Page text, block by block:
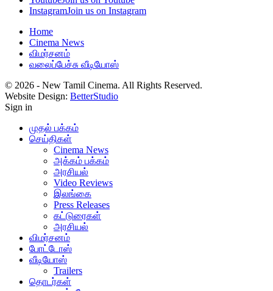
InstagramJoin us on Instagram
Home
Cinema News
விமர்சனம்
வலைப்பேச்சு வீடியோஸ்
© 2026 - New Tamil Cinema. All Rights Reserved.
Website Design: BetterStudio
Sign in
முதல் பக்கம்
செய்திகள்
Cinema News
அக்கம் பக்கம்
அரசியல்
Video Reviews
இலங்கை
Press Releases
கட்டுரைகள்
அரசியல்
விமர்சனம்
போட்டோஸ்
வீடியோஸ்
Trailers
தொடர்கள்